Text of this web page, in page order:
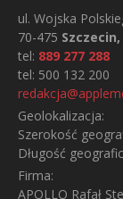
ul. Wojska
70-475 Szczecin,
tel: 889 277 288
tel: 500 132 200
Geolokalizacja:
Szerokość
Długość
Firma:
APOLLO Rafał